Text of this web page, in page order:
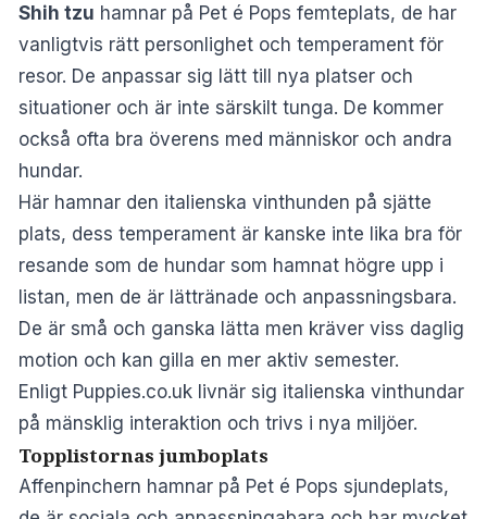
Shih tzu hamnar på Pet é Pops femteplats, de har
vanligtvis rätt personlighet och temperament för
resor. De anpassar sig lätt till nya platser och
situationer och är inte särskilt tunga. De kommer
också ofta bra överens med människor och andra
hundar.
Här hamnar den italienska vinthunden på sjätte
plats, dess temperament är kanske inte lika bra för
resande som de hundar som hamnat högre upp i
listan, men de är lättränade och anpassningsbara.
De är små och ganska lätta men kräver viss daglig
motion och kan gilla en mer aktiv semester.
Enligt Puppies.co.uk livnär sig italienska vinthundar
på mänsklig interaktion och trivs i nya miljöer.
Topplistornas jumboplats
Affenpinchern hamnar på Pet é Pops sjundeplats,